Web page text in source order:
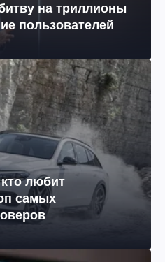
на триллионы
пользователей
любит
самых